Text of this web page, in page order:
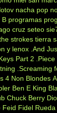
nacha pop
B programas
cruz seteo
strokes tierra
y lenox .And
Part 2
.Screaming
4 Non Blondes
Ben E King
Chuck Berry Dio
Feid Fidel Rueda